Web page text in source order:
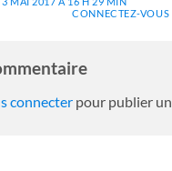
CONNECTEZ-VOUS
connecter pour publier un